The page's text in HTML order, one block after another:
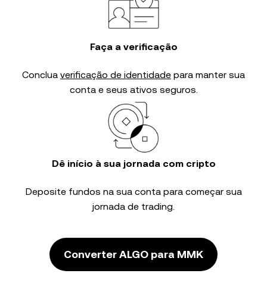
Faça a verificação
Conclua verificação de identidade para manter sua
conta e seus ativos seguros.
Dê início à sua jornada com cripto
Deposite fundos na sua conta para começar sua
jornada de trading.
Converter ALGO para MMK